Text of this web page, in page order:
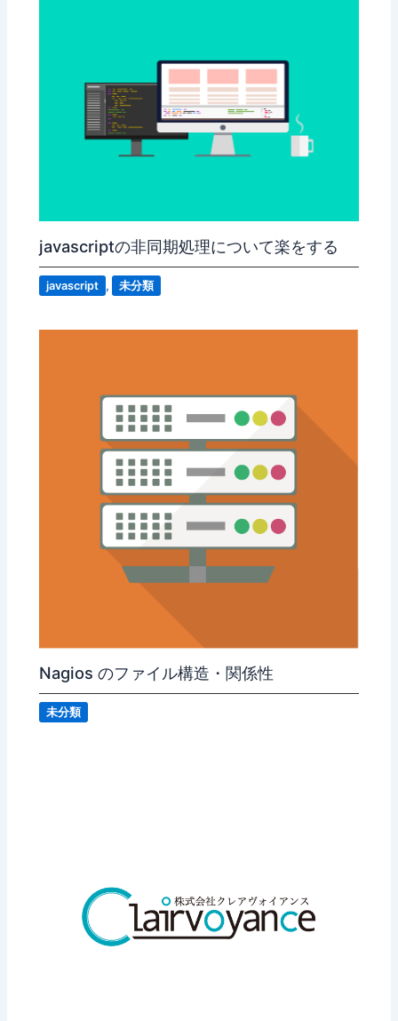
javascriptの非同期処理について楽をする
javascript , 未分類
Nagios のファイル構造・関係性
未分類